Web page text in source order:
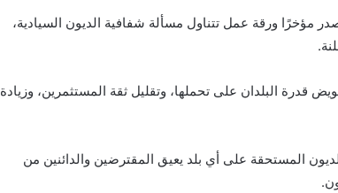
مؤخرًا ورقة عمل تتناول مسألة شفافية الديون السيادية،
قدرة البلدان على تحملها، وتقليل ثقة المستثمرين، وزيادة
المستحقة على أي بلد يعيق المقترضين والدائنين من